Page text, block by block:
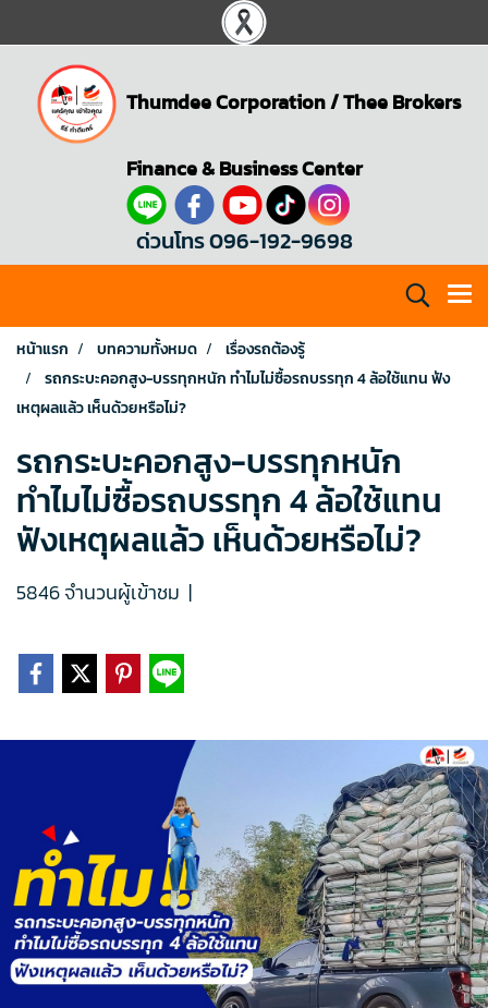
Thumdee Corporation/Thee Brokers
Finance & Business Center
ด่วนโทร 096-192-9698
หน้าแรก บทความทั้งหมด
เรื่องรถต้องรู้
รถกระบะคอกสูง-บรรทุกหนัก ทำไมไม่ซื้อรถบรรทุก 4 ล้อใช้แทน ฟัง
เหตุผลแล้ว เห็นด้วยหรือไม่?
รถกระบะคอกสูง-บรรทุกหนัก
ทำไมไม่ซื้อรถบรรทุก 4 ล้อใช้แทน
ฟังเหตุผลแล้ว เห็นด้วยหรือไม่?
5846 จำนวนผู้เข้าชม |